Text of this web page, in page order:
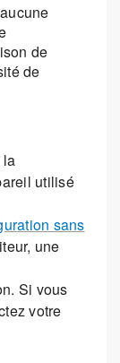
de
de
la
utilisé
sans
une
Si vous
votre